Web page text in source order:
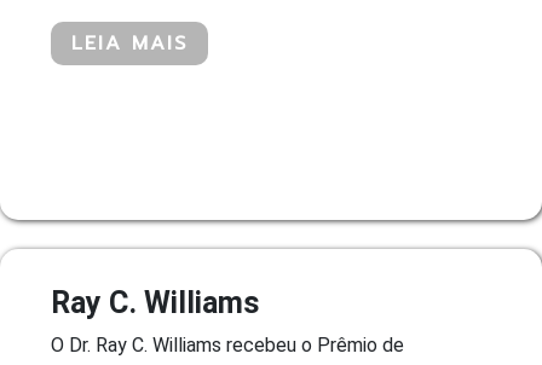
LEIA MAIS
Ray C. Williams
O Dr. Ray C. Williams recebeu o Prêmio de